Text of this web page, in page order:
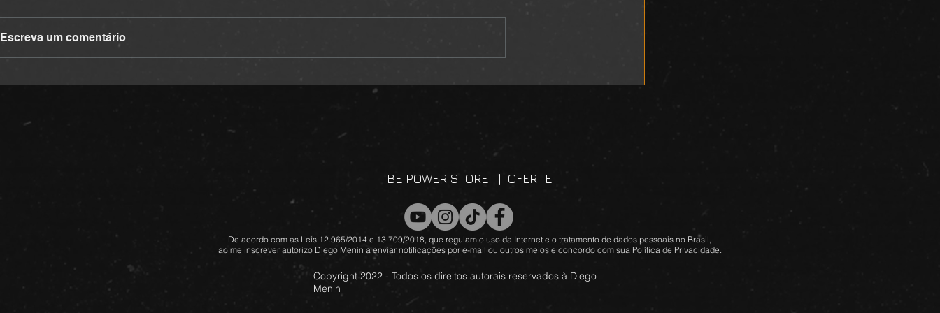
DEVOCIONAL
Escreva um comentário
BE POWER STORE | OFERTE
De acordo com as Leis 12.965/2014 e 13.709/2018, que regulam o uso da Internet e o tratamento de dados pessoais no Brasil,
ao me inscrever autorizo Diego Menin a enviar notificações por e-mail ou outros meios e concordo com sua Política de Privacidade.
Copyright 2022 - Todos os direitos autorais reservados à Diego
Menin